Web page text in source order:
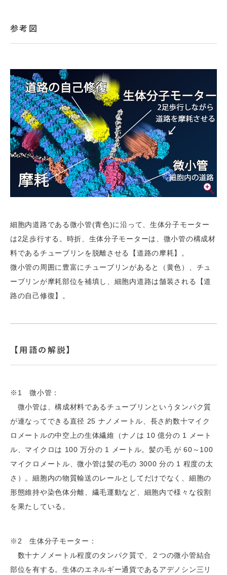
参考図
細胞内道路である微小管(青色)に沿って、生体分子モーター
は2足歩行する。時折、生体分子モーターは、微小管の構成材
料であるチューブリンを脱離させる【道路の摩耗】。
微小管の周囲に豊富にチューブリンがあると（黄色）、チュ
ーブリンが摩耗部位を補填し、細胞内道路は舗装される【道
路の自己修復】。
【用語の解説】
※1 微小管：
微小管は、構成材料であるチューブリンというタンパク質
が連なってできる直径 25 ナノメートル、長さ約数十マイク
ロメートルの中空上の生体繊維（ナノは 10 億分の 1 メート
ル、マイクロは 100 万分の 1 メートル。髪の毛 が 60～100
マイクロメートル、微小管は髪の毛の 3000 分の 1 程度の太
さ）。細胞内の物質輸送のレールとしてだけでなく、細胞の
形態維持や染色体分離、繊毛運動など、細胞内で様々な役割
を果たしている。
※2 生体分子モーター：
数十ナノメートル程度のタンパク質で、２つの微小管結合
部位を有する。生体のエネルギー通貨であるアデノシン三リ